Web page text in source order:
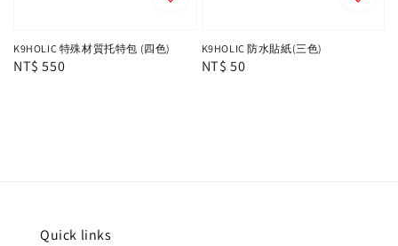
K9HOLIC 特殊材質托特包 (四色)
Regular
NT$ 550
K9HOLIC 防水貼紙(三色)
Regular
NT$ 50
Quick links